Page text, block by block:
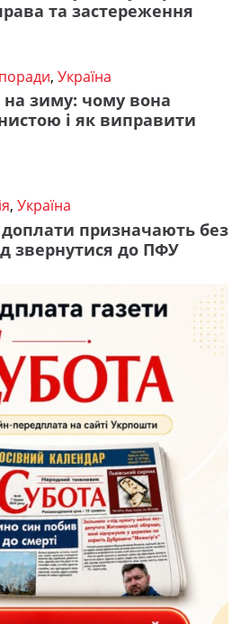
та застереження
, Україна
на зиму: чому вона
і як виправити
, Україна
доплати призначають без
звернутися до ПФУ